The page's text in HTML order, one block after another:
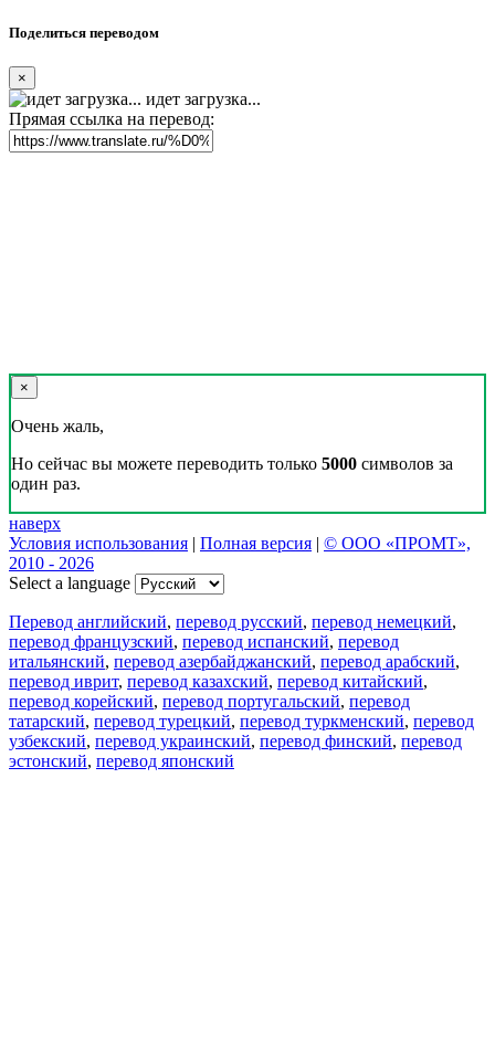
Поделиться переводом
×
идет загрузка...
Прямая ссылка на перевод:
×
Очень жаль,
Но сейчас вы можете переводить только 5000 символов за
один раз.
наверх
Условия использования | Полная версия | © ООО «ПРОМТ»,
2010 - 2026
Select a language
Перевод английский, перевод русский, перевод немецкий,
перевод французский, перевод испанский, перевод
итальянский, перевод азербайджанский, перевод арабский,
перевод иврит, перевод казахский, перевод китайский,
перевод корейский, перевод португальский, перевод
татарский, перевод турецкий, перевод туркменский, перевод
узбекский, перевод украинский, перевод финский, перевод
эстонский, перевод японский